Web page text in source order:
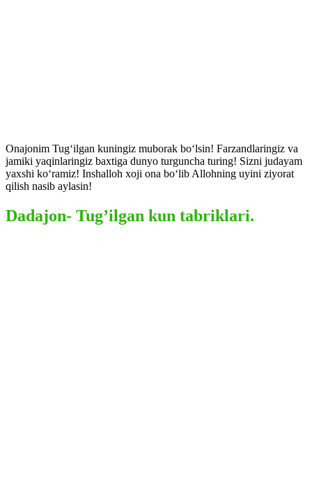
Onajonim Tugʻilgan kuningiz muborak boʻlsin! Farzandlaringiz va
jamiki yaqinlaringiz baxtiga dunyo turguncha turing! Sizni judayam
yaxshi koʻramiz! Inshalloh xoji ona boʻlib Allohning uyini ziyorat
qilish nasib aylasin!
Dadajon- Tug’ilgan kun tabriklari.